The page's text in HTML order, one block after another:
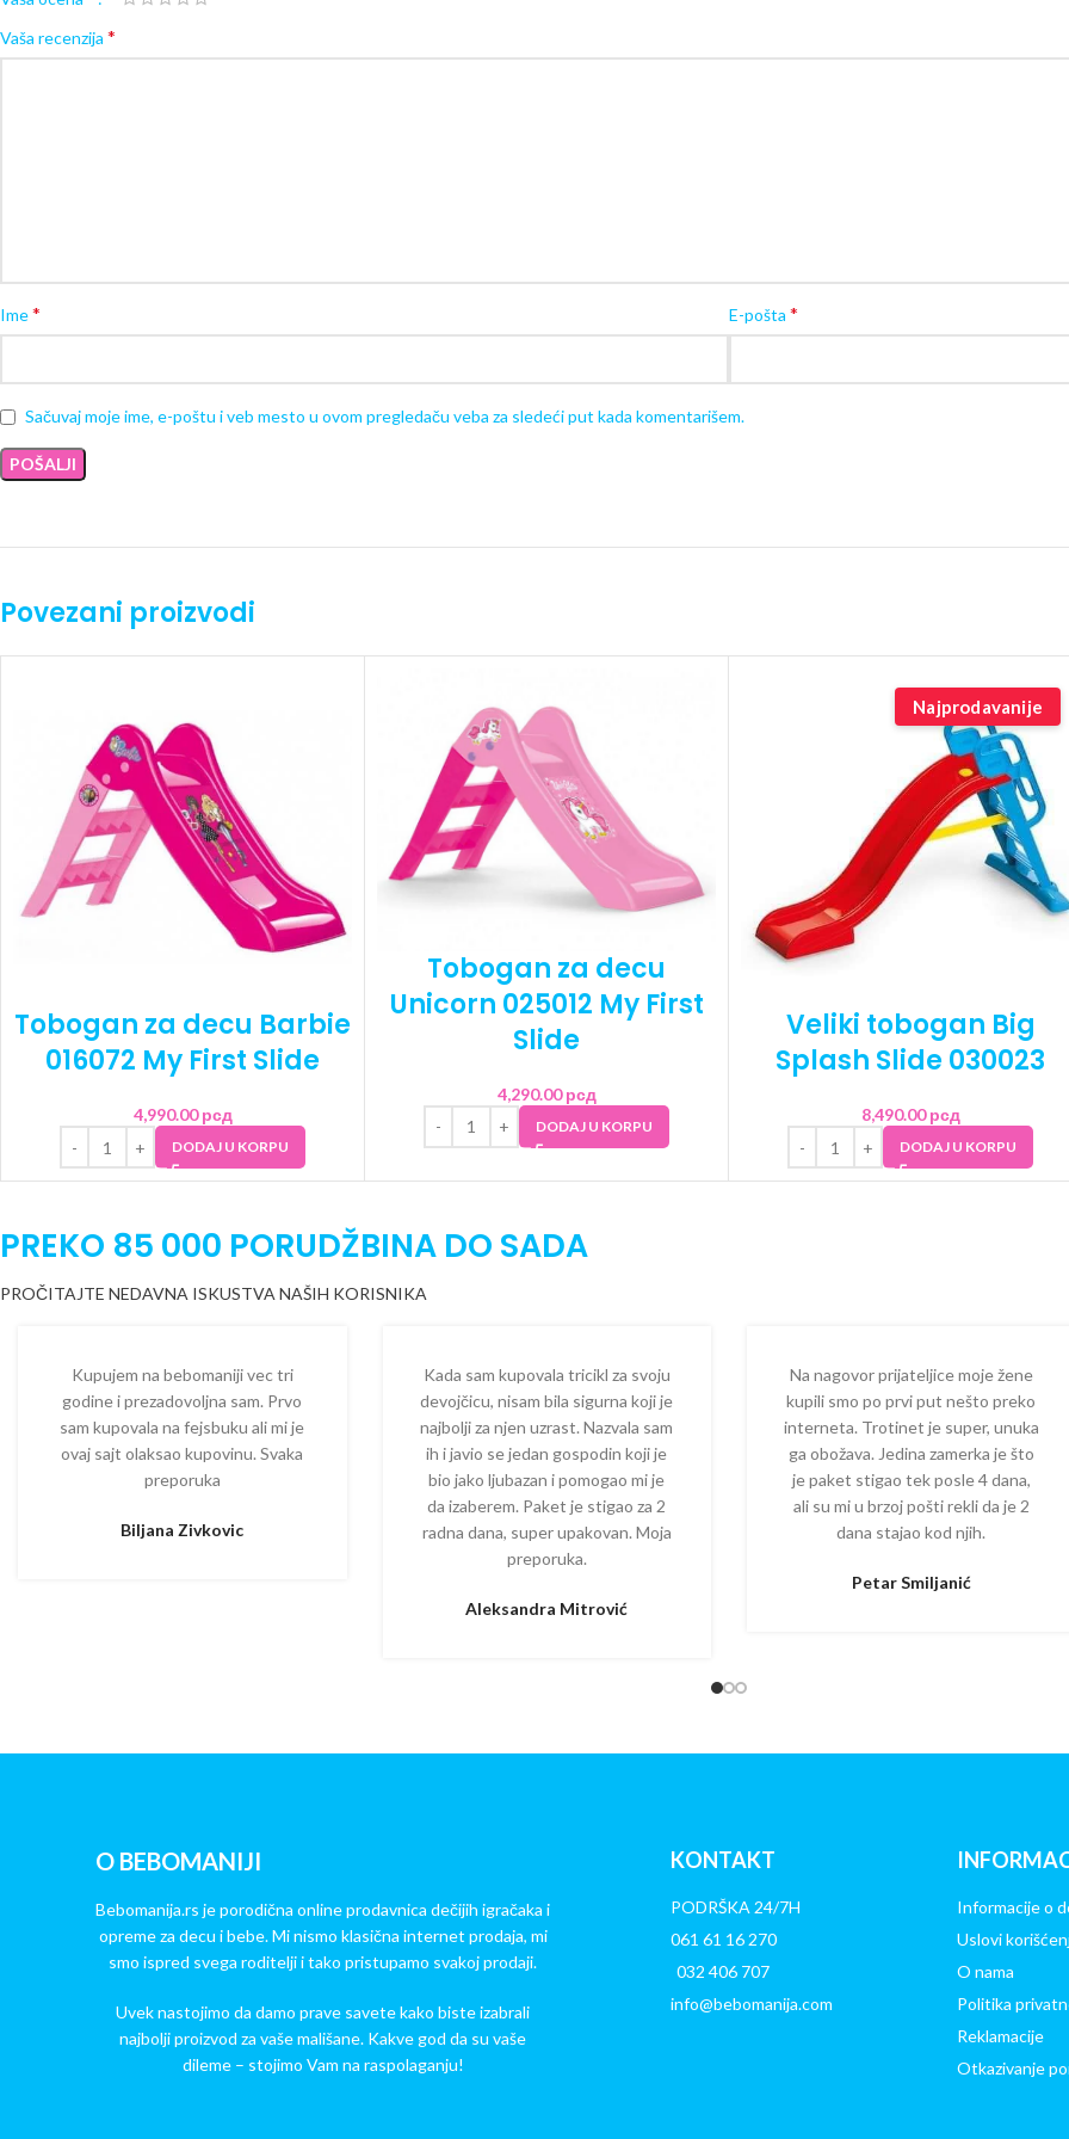
Upotreba:unutrašnja i spoljašnja
Vaša recenzija *
Ime* E-pošta *
Sačuvaj moje ime, e-poštu i veb mesto u ovom pregledaču veba za sledeći put kada komentarišem.
Povezani proizvodi
Tobogan za decu Barbie
016072 My First Slide
4,990.00рсд
DODAJ U KORPU
Tobogan za decu
Unicorn 025012 My First
Slide
4,290.00рсд
DODAJ U KORPU
Najprodavanije
Veliki tobogan Big
Splash Slide 030023
8,490.00рсд
DODAJ U KORPU
PREKO 85 000 PORUDŽBINA DO SADA
PROČITAJTE NEDAVNA ISKUSTVA NAŠIH KORISNIKA
Kupujem na bebomaniji vec tri
godine i prezadovoljna sam. Prvo
sam kupovala na fejsbuku ali mi je
ovaj sajt olaksao kupovinu. Svaka
preporuka
Biljana Zivkovic
Kada sam kupovala tricikl za svoju
devojčicu, nisam bila sigurna koji je
najbolji za njen uzrast. Nazvala sam
ih i javio se jedan gospodin koji je
bio jako ljubazan i pomogao mi je
da izaberem. Paket je stigao za 2
radna dana, super upakovan. Moja
preporuka.
Aleksandra Mitrović
Na nagovor prijateljice moje žene
kupili smo po prvi put nešto preko
interneta. Trotinet je super, unuka
ga obožava. Jedina zamerka je što
je paket stigao tek posle 4 dana,
ali su mi u brzoj pošti rekli da je 2
dana stajao kod njih.
Petar Smiljanić
O BEBOMANIJI
Bebomanija.rs je porodična online prodavnica dečijih igračaka i
opreme za decu i bebe. Mi nismo klasična internet prodaja, mi
smo ispred svega roditelji i tako pristupamo svakoj prodaji.
Uvek nastojimo da damo prave savete kako biste izabrali
najbolji proizvod za vaše mališane. Kakve god da su vaše
dileme – stojimo Vam na raspolaganju!
KONTAKT
PODRŠKA 24/7H
061 61 16 270
032 406 707
info@bebomanija.com
Informacije o
Uslovi
O nama
Politika
Reklamacije
Otkazivanje